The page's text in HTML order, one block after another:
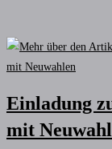
Einladung
mit